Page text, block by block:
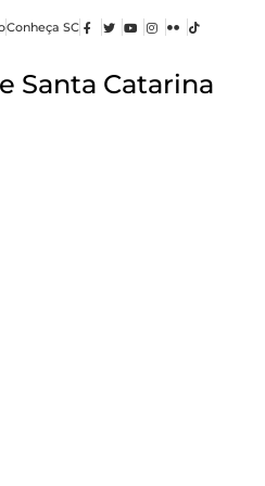
Conheça SC
Santa Catarina